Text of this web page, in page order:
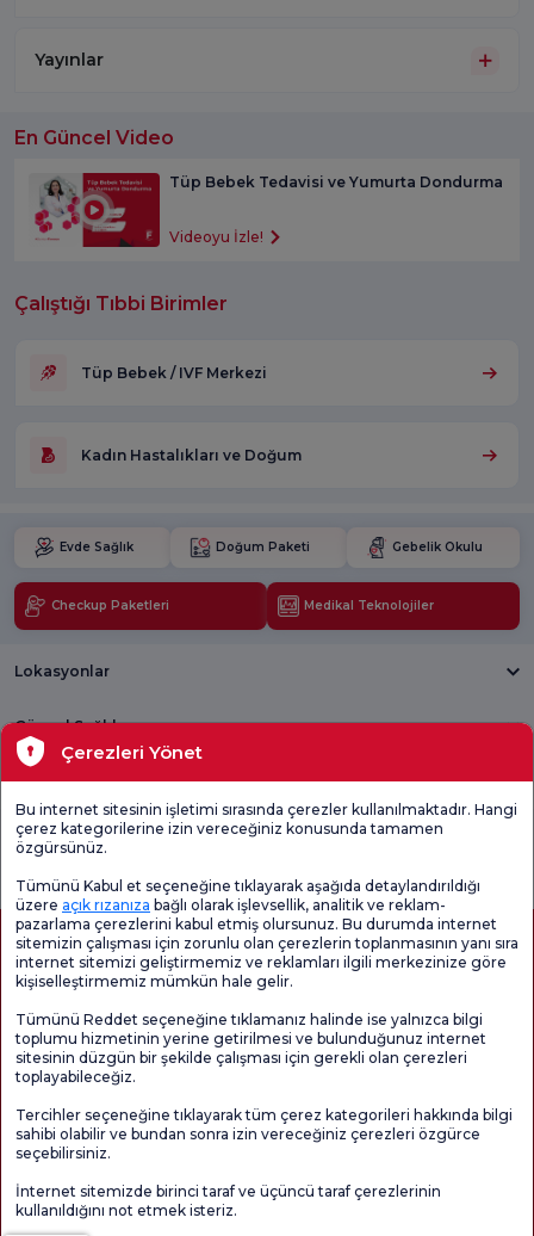
Yayınlar
En Güncel Video
Tüp Bebek Tedavisi ve Yumurta Dondurma
Videoyu İzle!
Çalıştığı Tıbbi Birimler
Tüp Bebek / IVF Merkezi
Kadın Hastalıkları ve Doğum
Evde Sağlık Doğum Paketi Gebelik Okulu
Checkup Paketleri Medikal Teknolojiler
Lokasyonlar
Güncel Sağlık
Tıbbi Birimler
Genel
Sayfa içeriği sadece bilgilendirme amaçlıdır. Tanı ve tedavi için mutlaka
doktorunuza başvurunuz.
@2026 Grup Florence Nightingale Hastaneleri
Çerezleri Yönet
Bu internet sitesinin işletimi sırasında çerezler kullanılmaktadır. Hangi
çerez kategorilerine izin vereceğiniz konusunda tamamen
özgürsünüz.
Tümünü Kabul et seçeneğine tıklayarak aşağıda detaylandırıldığı
üzere açık rızanıza bağlı olarak işlevsellik, analitik ve reklam-
pazarlama çerezlerini kabul etmiş olursunuz. Bu durumda internet
sitemizin çalışması için zorunlu olan çerezlerin toplanmasının yanı sıra
internet sitemizi geliştirmemiz ve reklamları ilgili merkezinize göre
kişiselleştirmemiz mümkün hale gelir.
Tümünü Reddet seçeneğine tıklamanız halinde ise yalnızca bilgi
toplumu hizmetinin yerine getirilmesi ve bulunduğunuz internet
sitesinin düzgün bir şekilde çalışması için gerekli olan çerezleri
toplayabileceğiz.
Tercihler seçeneğine tıklayarak tüm çerez kategorileri hakkında bilgi
sahibi olabilir ve bundan sonra izin vereceğiniz çerezleri özgürce
seçebilirsiniz.
İnternet sitemizde birinci taraf ve üçüncü taraf çerezlerinin
kullanıldığını not etmek isteriz.